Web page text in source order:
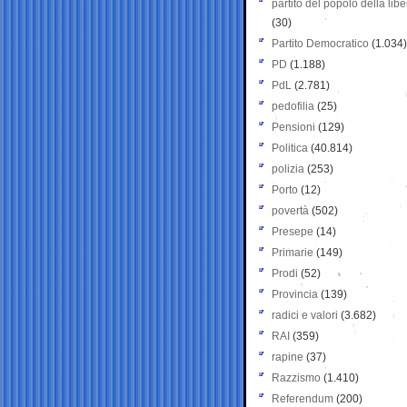
partito del popolo della
(30)
Partito Democratico (1.034)
PD (1.188)
PdL (2.781)
pedofilia (25)
Pensioni (129)
Politica (40.814)
polizia (253)
Porto (12)
povertà (502)
Presepe (14)
Primarie (149)
Prodi (52)
Provincia (139)
radici e valori (3.682)
RAI (359)
rapine (37)
Razzismo (1.410)
Referendum (200)